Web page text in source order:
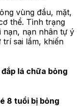
vùng đầu, mặt,
thể. Tình trạng
nạn, nạn nhân tự ý
sai lầm, khiến
lá chữa bỏng
8 tuổi bị bỏng